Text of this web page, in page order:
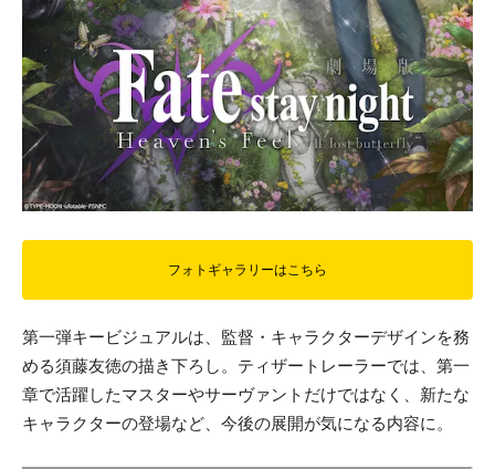
フォトギャラリーはこちら
第一弾キービジュアルは、監督・キャラクターデザインを務
める須藤友徳の描き下ろし。ティザートレーラーでは、第一
章で活躍したマスターやサーヴァントだけではなく、新たな
キャラクターの登場など、今後の展開が気になる内容に。